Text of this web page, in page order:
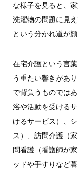
な様子を見ると、
洗濯物の問題に見
という分かれ道が
在宅介護という言
う重たい響きがあ
で背負うものでは
浴や活動を受ける
けるサービス）、
ス）、訪問介護（
問看護（看護師が
ッドや手すりなど